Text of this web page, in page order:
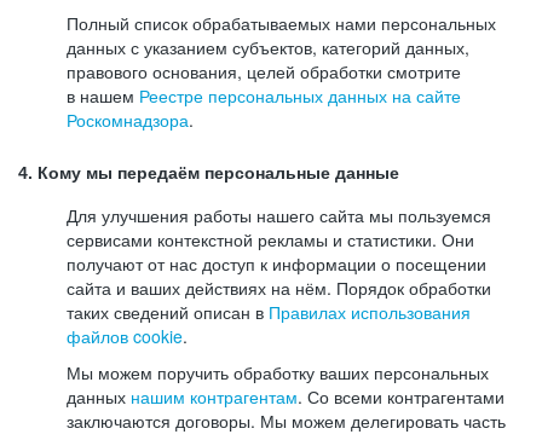
Полный список обрабатываемых нами персональных
данных с указанием субъектов, категорий данных,
правового основания, целей обработки смотрите
в нашем Реестре персональных данных на сайте
Роскомнадзора.
4. Кому мы передаём персональные данные
Для улучшения работы нашего сайта мы пользуемся
сервисами контекстной рекламы и статистики. Они
получают от нас доступ к информации о посещении
сайта и ваших действиях на нём. Порядок обработки
таких сведений описан в Правилах использования
файлов cookie.
Мы можем поручить обработку ваших персональных
данных нашим контрагентам. Со всеми контрагентами
заключаются договоры. Мы можем делегировать часть